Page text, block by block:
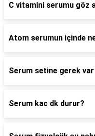
C vitamini serumu göz
Atom serumun içinde
Serum setine gerek var
Serum kac dk durur?